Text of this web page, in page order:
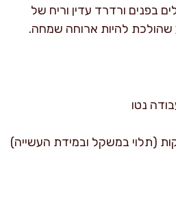
בפנים ורדרד עדין וריח של
שהולכת להיות ארוחה שמחה.